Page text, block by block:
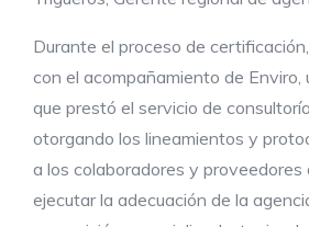
Durante el proceso de
con el acompañamiento de Enviro,
que prestó el servicio de
otorgando los lineamientos y
a los colaboradores y proveedores
ejecutar la adecuación de la